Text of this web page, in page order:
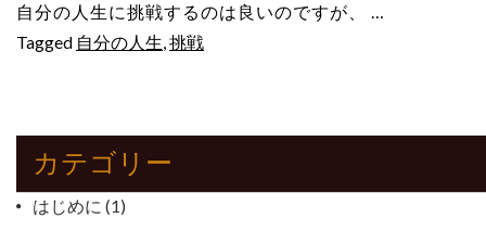
自分の人生に挑戦するのは良いのですが、 …
Tagged 自分の人生,挑戦
カテゴリー
はじめに (1)